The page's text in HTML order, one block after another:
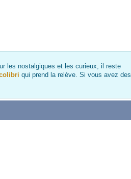
les nostalgiques et les curieux, il reste
qui prend la relève. Si vous avez des